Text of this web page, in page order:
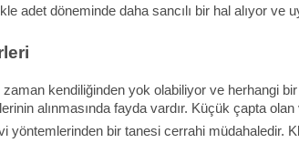
adet döneminde daha sancılı bir hal alıyor
kendiliğinden yok olabiliyor ve herhangi
alınmasında fayda vardır. Küçük çapta
yöntemlerinden bir tanesi cerrahi